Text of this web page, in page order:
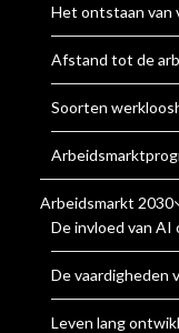
Het ontstaan van
Afstand tot de
Soorten
Arbeidsmarkt 2030
De invloed van AI
De vaardigheden
Leven lang